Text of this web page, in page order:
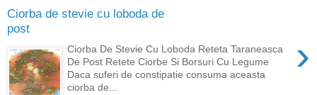
Ciorba de stevie cu loboda de
post
›
Ciorba De Stevie Cu Loboda Reteta Taraneasca
De Post Retete Ciorbe Si Borsuri Cu Legume
Daca suferi de constipatie consuma aceasta
ciorba de...